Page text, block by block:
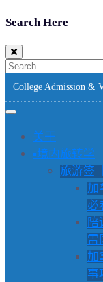
Search Here
College Admission &
关于
▪️境内旅转学
旅游签
加
必
陪
雷
加
事